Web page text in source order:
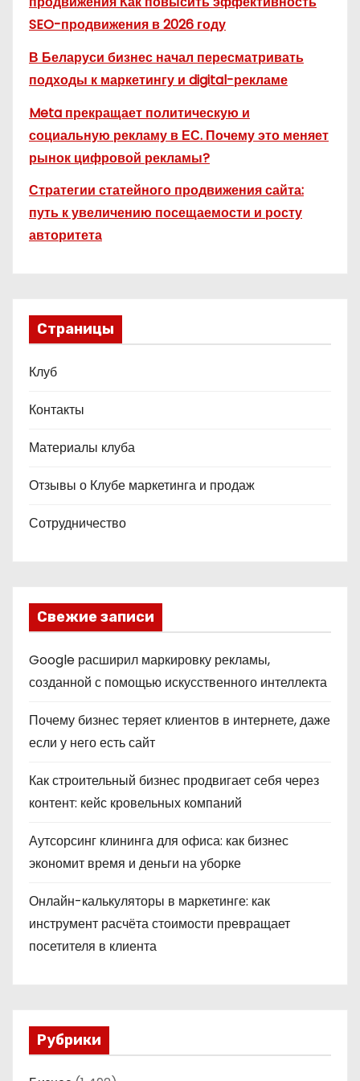
SEO-продвижения в 2026 году
В Беларуси бизнес начал пересматривать
подходы к маркетингу и digital-рекламе
Meta прекращает политическую и
социальную рекламу в ЕС. Почему это меняет
рынок цифровой рекламы?
Стратегии статейного продвижения сайта:
путь к увеличению посещаемости и росту
авторитета
Страницы
Клуб
Контакты
Материалы клуба
Отзывы о Клубе маркетинга и продаж
Сотрудничество
Свежие записи
Google расширил маркировку рекламы,
созданной с помощью искусственного интеллекта
Почему бизнес теряет клиентов в интернете, даже
если у него есть сайт
Как строительный бизнес продвигает себя через
контент: кейс кровельных компаний
Аутсорсинг клининга для офиса: как бизнес
экономит время и деньги на уборке
Онлайн-калькуляторы в маркетинге: как
инструмент расчёта стоимости превращает
посетителя в клиента
Рубрики